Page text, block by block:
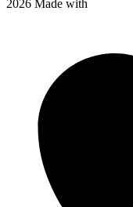
2026 Made with